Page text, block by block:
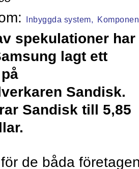
Inbyggda system,
spekulationer har
lagt ett
Sandisk.
Sandisk till 5,85
de båda